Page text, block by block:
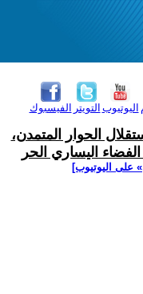
الفيسبوك التويتر اليوتيوب
الحوار المتمدن،
اليساري الحر
على اليوتيوب]